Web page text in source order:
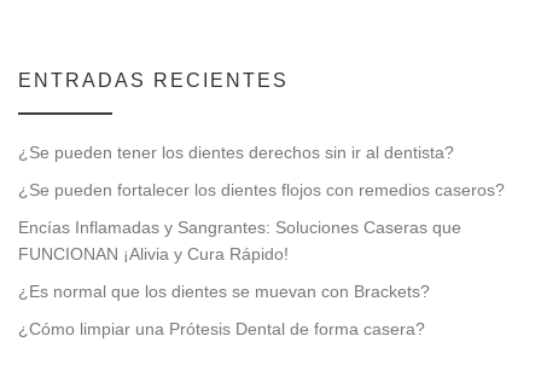
ENTRADAS RECIENTES
¿Se pueden tener los dientes derechos sin ir al dentista?
¿Se pueden fortalecer los dientes flojos con remedios caseros?
Encías Inflamadas y Sangrantes: Soluciones Caseras que
FUNCIONAN ¡Alivia y Cura Rápido!
¿Es normal que los dientes se muevan con Brackets?
¿Cómo limpiar una Prótesis Dental de forma casera?